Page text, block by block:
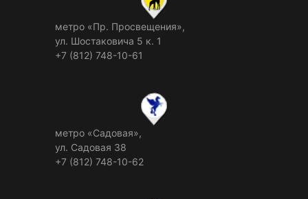
метро «Пр. Просвещения»,
ул. Шостаковича 5 к. 1
+7 (812) 748-10-61
метро «Садовая»,
ул. Садовая 38
+7 (812) 748-10-62